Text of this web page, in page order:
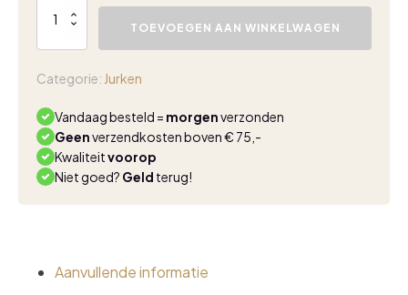
Piace
black
TOEVOEGEN AAN WINKELWAGEN
Categorie: Jurken
Vandaag besteld = morgenverzonden
Geenverzendkosten boven € 75,-
Kwaliteitvoorop
Niet goed? Geld terug!
Aanvullende informatie